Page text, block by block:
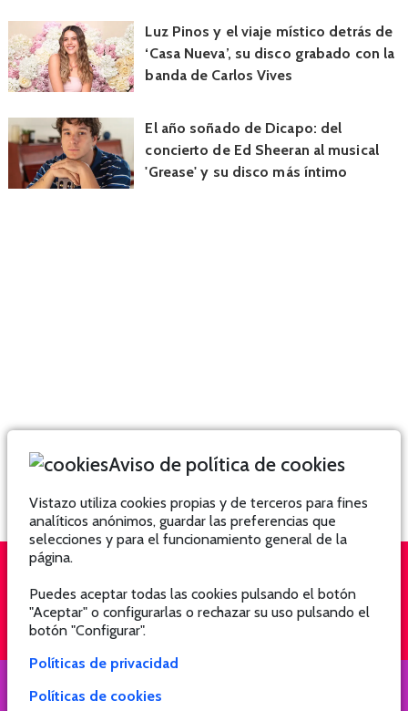
Luz Pinos y el viaje místico detrás de
‘Casa Nueva’, su disco grabado con la
banda de Carlos Vives
El año soñado de Dicapo: del
concierto de Ed Sheeran al musical
'Grease' y su disco más íntimo
QUIÉNES SOMOS SUSCRÍBETE
Aviso de política de cookies
Vistazo utiliza cookies propias y de terceros para fines
analíticos anónimos, guardar las preferencias que
selecciones y para el funcionamiento general de la
página.
Puedes aceptar todas las cookies pulsando el botón
"Aceptar" o configurarlas o rechazar su uso pulsando el
botón "Configurar".
Políticas de privacidad
Políticas de cookies